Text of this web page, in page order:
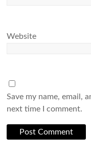
Website
Save my name, email,
next time I comment.